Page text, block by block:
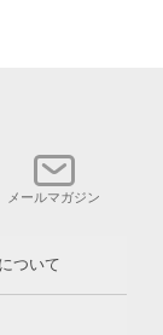
メールマガジン
ついて